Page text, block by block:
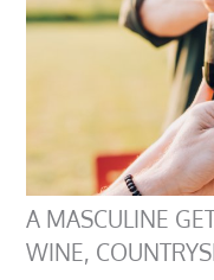
A MASCULINE
WINE,